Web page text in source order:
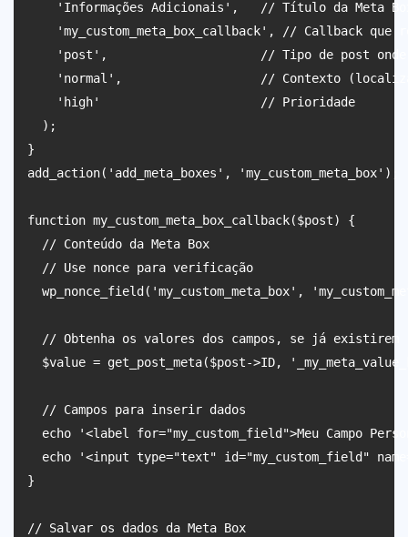
'Informações Adicionais',   // Título da Meta
'my_custom_meta_box_callback', // Callback que
'post',                     // Tipo de post
'normal',                   // Contexto
    'high'                      // Prioridade
  );
}
add_action('add_meta_boxes', 'my_custom_meta_box');
function my_custom_meta_box_callback($post) {
  // Conteúdo da Meta Box
  // Use nonce para verificação
wp_nonce_field('my_custom_meta_box',
  // Obtenha os valores dos campos, se já existirem
$value = get_post_meta($post->ID,
  // Campos para inserir dados
echo '<label for="my_custom_field">Meu Campo
echo '<input type="text" id="my_custom_field"
}
// Salvar os dados da Meta Box